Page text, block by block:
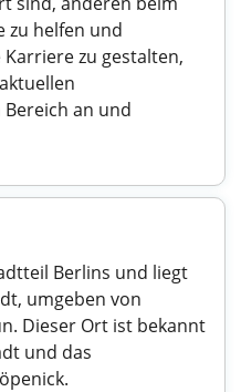
zu helfen und
zu gestalten,
an und
Berlins und liegt
umgeben von
Dieser Ort ist bekannt
und das